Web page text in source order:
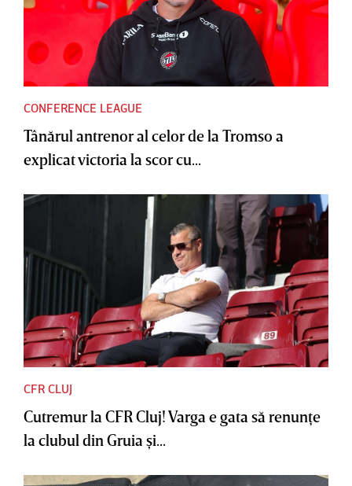
CONFERENCE LEAGUE
Tânărul antrenor al celor de la Tromso a
explicat victoria la scor cu...
CFR CLUJ
Cutremur la CFR Cluj! Varga e gata să renunţe
la clubul din Gruia şi...